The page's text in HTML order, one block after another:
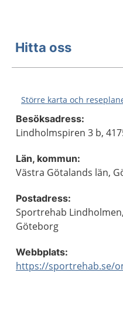
Hitta oss
Större karta och
Besöksadress:
Lindholmspiren 3 b,
Län, kommun:
Västra Götalands län,
Postadress:
Sportrehab
Göteborg
Webbplats:
https://sportrehab.se/